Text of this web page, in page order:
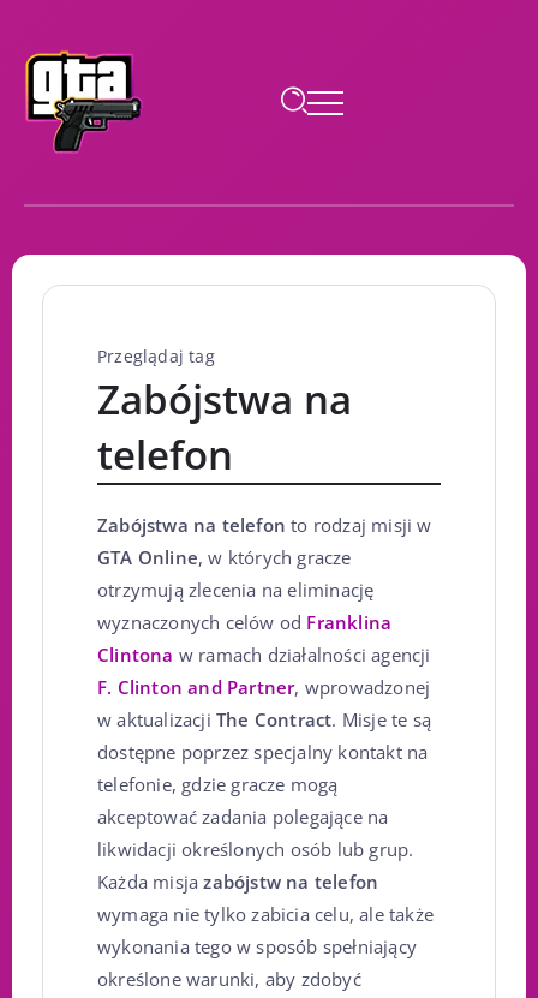
Przeglądaj tag
Zabójstwa na
telefon
Zabójstwa na telefon to rodzaj misji w
GTA Online, w których gracze
otrzymują zlecenia na eliminację
wyznaczonych celów od Franklina
Clintona w ramach działalności agencji
F. Clinton and Partner, wprowadzonej
w aktualizacji The Contract. Misje te są
dostępne poprzez specjalny kontakt na
telefonie, gdzie gracze mogą
akceptować zadania polegające na
likwidacji określonych osób lub grup.
Każda misjazabójstw na telefon
wymaga nie tylko zabicia celu, ale także
wykonania tego w sposób spełniający
określone warunki, aby zdobyć